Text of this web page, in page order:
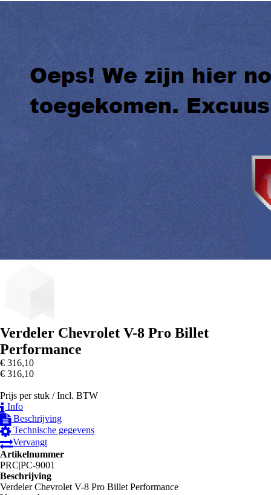
Verdeler Chevrolet V-8 Pro Billet
Performance
€ 316,10
€ 316,10
Prijs per stuk /Incl. BTW
Info
Beschrijving
Technische gegevens
Vervangt
Artikelnummer
PRC|PC-9001
Beschrijving
Verdeler Chevrolet V-8 Pro Billet Performance